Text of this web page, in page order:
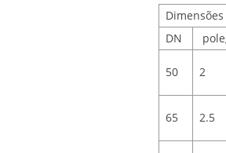
Dimensões
DN
50 2
65 2.5